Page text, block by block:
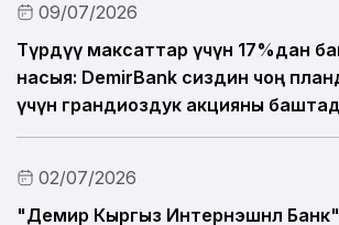
09/07/2026
Түрдүү максаттар үчүн 17%дан
насыя: DemirBank сиздин чоң
үчүн грандиоздук акцияны
02/07/2026
"Демир Кыргыз Интернэшнл